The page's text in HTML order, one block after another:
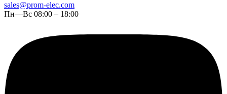
sales@prom-elec.com
Пн—Вс 08:00 – 18:00